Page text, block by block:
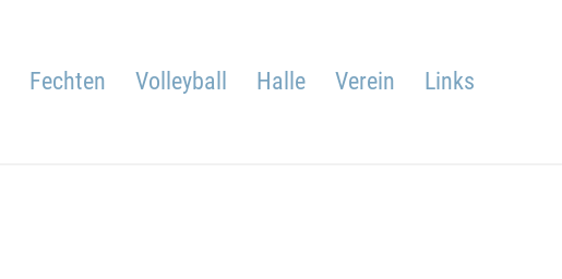
Fechten Volleyball Halle Verein Links